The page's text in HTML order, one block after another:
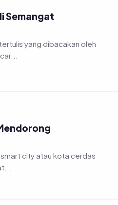
Semangat
yang dibacakan oleh